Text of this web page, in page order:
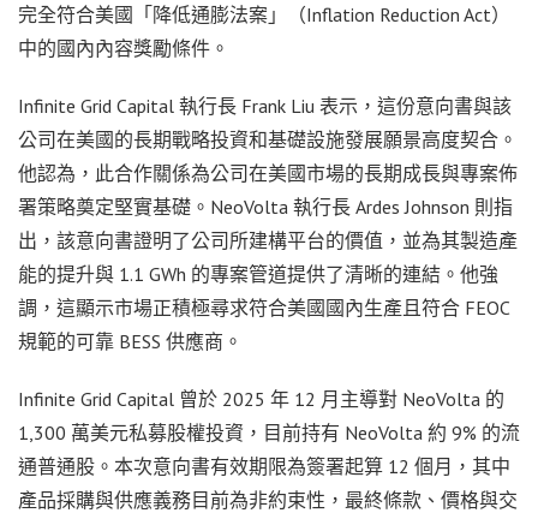
完全符合美國「降低通膨法案」（Inflation Reduction Act）
中的國內內容獎勵條件。
Infinite Grid Capital 執行長 Frank Liu 表示，這份意向書與該
公司在美國的長期戰略投資和基礎設施發展願景高度契合。
他認為，此合作關係為公司在美國市場的長期成長與專案佈
署策略奠定堅實基礎。NeoVolta 執行長 Ardes Johnson 則指
出，該意向書證明了公司所建構平台的價值，並為其製造產
能的提升與 1.1 GWh 的專案管道提供了清晰的連結。他強
調，這顯示市場正積極尋求符合美國國內生產且符合 FEOC
規範的可靠 BESS 供應商。
Infinite Grid Capital 曾於 2025 年 12 月主導對 NeoVolta 的
1,300 萬美元私募股權投資，目前持有 NeoVolta 約 9% 的流
通普通股。本次意向書有效期限為簽署起算 12 個月，其中
產品採購與供應義務目前為非約束性，最終條款、價格與交